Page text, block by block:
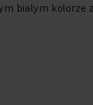
białym